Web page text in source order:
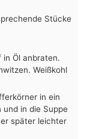
Stücke
in Öl anbraten.
Weißkohl
in ein
und in die Suppe
später leichter